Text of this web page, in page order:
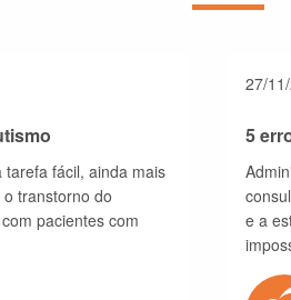
fácil, ainda mais
transtorno do
pacientes com
27/
5
e a